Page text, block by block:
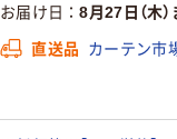
お届け日
8月27日（木）
直送品 カーテン市